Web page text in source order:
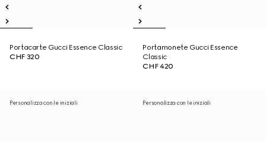
Portacarte Gucci Essence Classic
CHF 320
Portamonete Gucci Essence
Classic
CHF 420
Personalizza con le iniziali Personalizza con le iniziali